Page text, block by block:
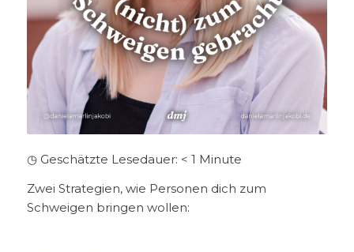
◷ Geschätzte Lesedauer: < 1 Minute
Zwei Strategien, wie Personen dich zum
Schweigen bringen wollen: